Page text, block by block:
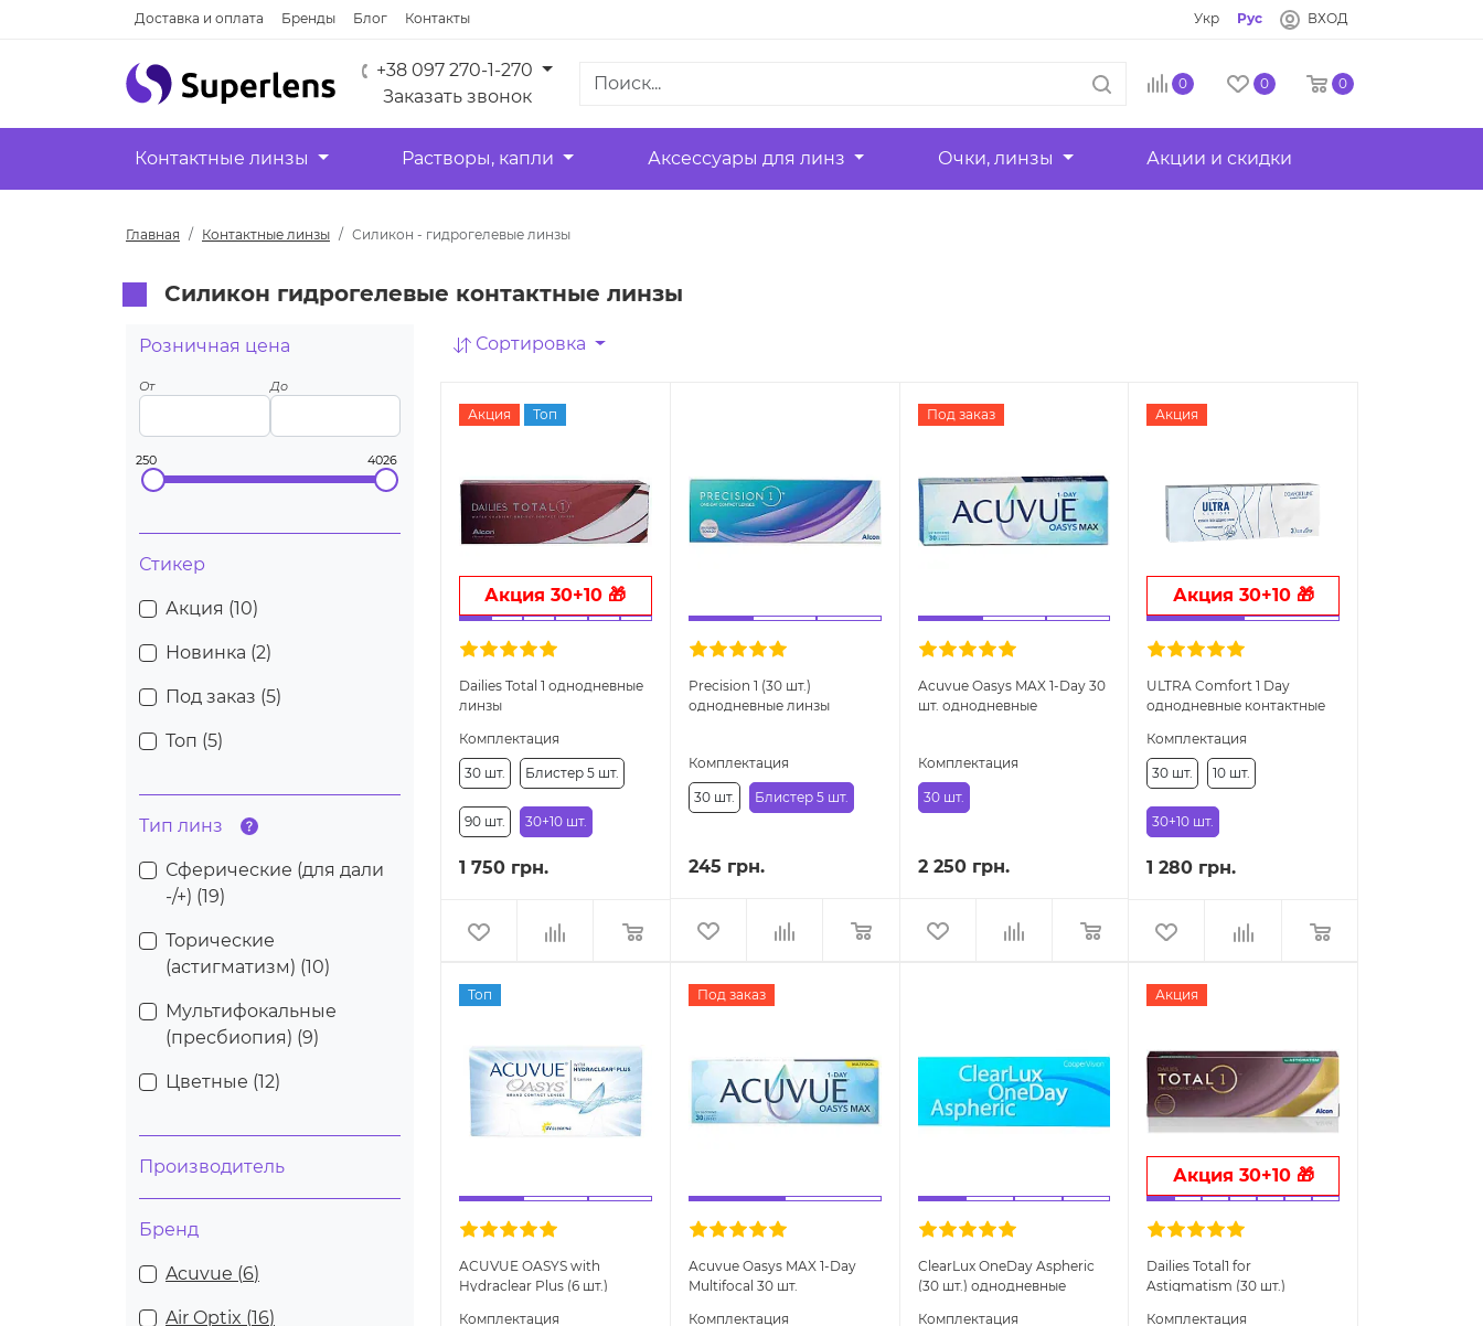
Доставка и оплата Бренды Блог Контакты Укр Рус ВХОД
+38 097 270-1-270
Заказать звонок
0 0 0
Контактные линзы Растворы, капли Аксессуары для линз Очки, линзы Акции и скидки
Главная Контактные линзы Силикон - гидрогелевые линзы
Силикон гидрогелевые контактные линзы
Розничная цена
От До
250 4026
Стикер
Акция (10)
Новинка (2)
Под заказ (5)
Топ (5)
Тип линз
Сферические (для дали
-/+) (19)
Торические
(астигматизм) (10)
Мультифокальные
(пресбиопия) (9)
Цветные (12)
Производитель
Бренд
Acuvue (6)
Air Optix (16)
Сортировка
Акция Топ
Акция 30+10 🎁
Dailies Total 1 однодневные
линзы
Комплектация
30 шт. Блистер 5 шт.
90 шт. 30+10 шт.
1 750 грн.
Precision 1 (30 шт.)
однодневные линзы
Комплектация
30 шт. Блистер 5 шт.
245 грн.
Под заказ
Acuvue Oasys MAX 1-Day 30
шт. однодневные
Комплектация
30 шт.
2 250 грн.
Акция
Акция 30+10 🎁
ULTRA Comfort 1 Day
однодневные контактные
Комплектация
30 шт. 10 шт.
30+10 шт.
1 280 грн.
Топ
ACUVUE OASYS with
Hydraclear Plus (6 шт.)
Комплектация
Под заказ
Acuvue Oasys MAX 1-Day
Multifocal 30 шт.
Комплектация
ClearLux OneDay Aspheric
(30 шт.) однодневные
Комплектация
Акция
Акция 30+10 🎁
Dailies Total1 for
Astigmatism (30 шт.)
Комплектация